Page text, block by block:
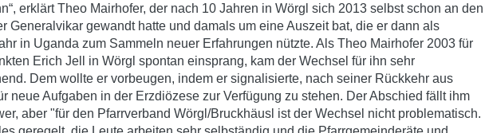
erklärt Theo Mairhofer, der nach 10 Jahren in Wörgl sich 2013 selbst schon an den
Generalvikar gewandt hatte und damals um eine Auszeit bat, die er dann als
in Uganda zum Sammeln neuer Erfahrungen nützte. Als Theo Mairhofer 2003 für
Erich Jell in Wörgl spontan einsprang, kam der Wechsel für ihn sehr
Dem wollte er vorbeugen, indem er signalisierte, nach seiner Rückkehr aus
neue Aufgaben in der Erzdiözese zur Verfügung zu stehen. Der Abschied fällt ihm
aber "für den Pfarrverband Wörgl/Bruckhäusl ist der Wechsel nicht problematisch.